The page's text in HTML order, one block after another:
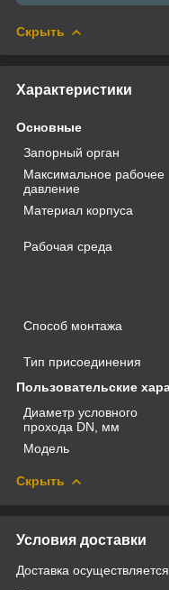
Скрыть
Характеристики
Основные
Запорный орган
Максимальное рабочее
давление
Материал корпуса
Рабочая среда
Способ монтажа
Тип присоединения
Пользовательские
Диаметр условного
прохода DN, мм
Модель
Скрыть
Условия доставки
Доставка